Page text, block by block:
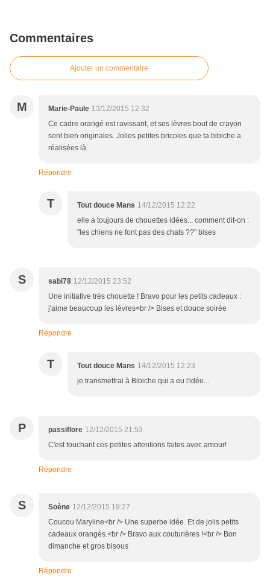
Commentaires
Ajouter un commentaire
M Marie-Paule 13/12/2015 12:32
Ce cadre orangé est ravissant, et ses lèvres bout de crayon
sont bien originales. Jolies petites bricoles que ta bibiche a
réalisées là.
Répondre
T Tout douce Mans 14/12/2015 12:22
elle a toujours de chouettes idées... comment dit-on :
"les chiens ne font pas des chats ??" bises
S sabi78 12/12/2015 23:52
Une initiative très chouette ! Bravo pour les petits cadeaux :
j'aime beaucoup les lèvres<br /> Bises et douce soirée
Répondre
T Tout douce Mans 14/12/2015 12:23
je transmettrai à Bibiche qui a eu l'idée...
P passiflore 12/12/2015 21:53
C'est touchant ces petites attentions faites avec amour!
Répondre
S Soène 12/12/2015 19:27
Coucou Maryline<br /> Une superbe idée. Et de jolis petits
cadeaux orangés.<br /> Bravo aux couturières !<br /> Bon
dimanche et gros bisous
Répondre